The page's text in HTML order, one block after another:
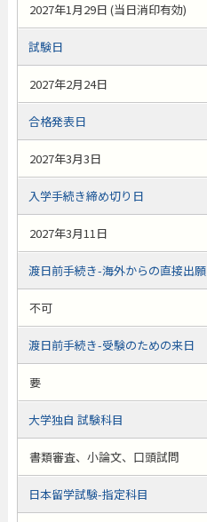
2027年1月29日 (当日消印有効)
試験日
2027年2月24日
合格発表日
2027年3月3日
入学手続き締め切り日
2027年3月11日
渡日前手続き-海外からの直接出願
不可
渡日前手続き-受験のための来日
要
大学独自 試験科目
書類審査、小論文、口頭試問
日本留学試験-指定科目